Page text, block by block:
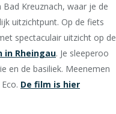
Bad Kreuznach, waar je de
uitzichtpunt. Op de fiets
spectaculair uitzicht op de
in Rheingau. Je sleeperoo
en de basiliek. Meenemen
De film is hier